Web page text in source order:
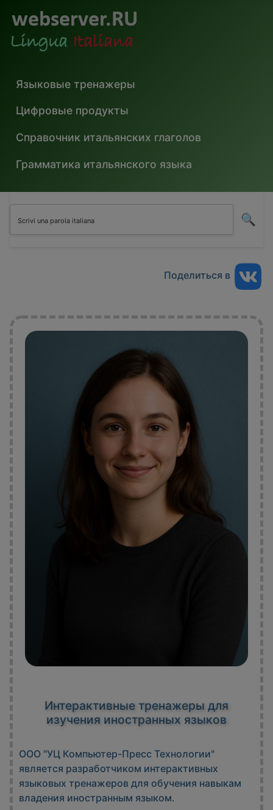
Языковые тренажеры
Цифровые продукты
Справочник итальянских глаголов
Грамматика итальянского языка
🔍
Поделиться в
Интерактивные тренажеры для
изучения иностранных языков
ООО "УЦ Компьютер-Пресс Технологии"
является разработчиком интерактивных
языковых тренажеров для обучения навыкам
владения иностранным языком.